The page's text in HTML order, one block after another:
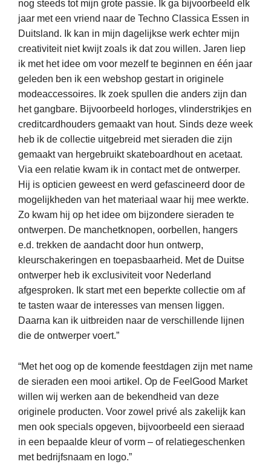
nog steeds tot mijn grote passie. Ik ga bijvoorbeeld elk
jaar met een vriend naar de Techno Classica Essen in
Duitsland. Ik kan in mijn dagelijkse werk echter mijn
creativiteit niet kwijt zoals ik dat zou willen. Jaren liep
ik met het idee om voor mezelf te beginnen en één jaar
geleden ben ik een webshop gestart in originele
modeaccessoires. Ik zoek spullen die anders zijn dan
het gangbare. Bijvoorbeeld horloges, vlinderstrikjes en
creditcardhouders gemaakt van hout. Sinds deze week
heb ik de collectie uitgebreid met sieraden die zijn
gemaakt van hergebruikt skateboardhouten acetaat.
Via een relatie kwam ik in contact met de ontwerper.
Hij is opticien geweest en werd gefascineerd door de
mogelijkheden van het materiaal waar hij mee werkte.
Zo kwam hij op het idee om bijzondere sieraden te
ontwerpen. De manchetknopen, oorbellen, hangers
e.d. trekken de aandacht door hun ontwerp,
kleurschakeringen en toepasbaarheid. Met de Duitse
ontwerper heb ik exclusiviteit voor Nederland
afgesproken. Ik start met een beperkte collectie om af
te tasten waar de interesses van mensen liggen.
Daarna kan ik uitbreiden naar de verschillende lijnen
die de ontwerper voert.”
“Met het oog op de komende feestdagen zijn met name
de sieraden een mooi artikel. Op de FeelGood Market
willen wij werken aan de bekendheid van deze
originele producten. Voor zowel privé als zakelijk kan
men ook specials opgeven, bijvoorbeeld een sieraad
in een bepaalde kleur of vorm – of relatiegeschenken
met bedrijfsnaam en logo.”